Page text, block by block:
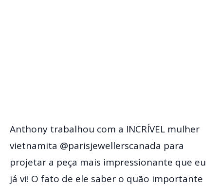
Anthony trabalhou com a INCRÍVEL mulher
vietnamita @parisjewellerscanada para
projetar a peça mais impressionante que eu
já vi! O fato de ele saber o quão importante